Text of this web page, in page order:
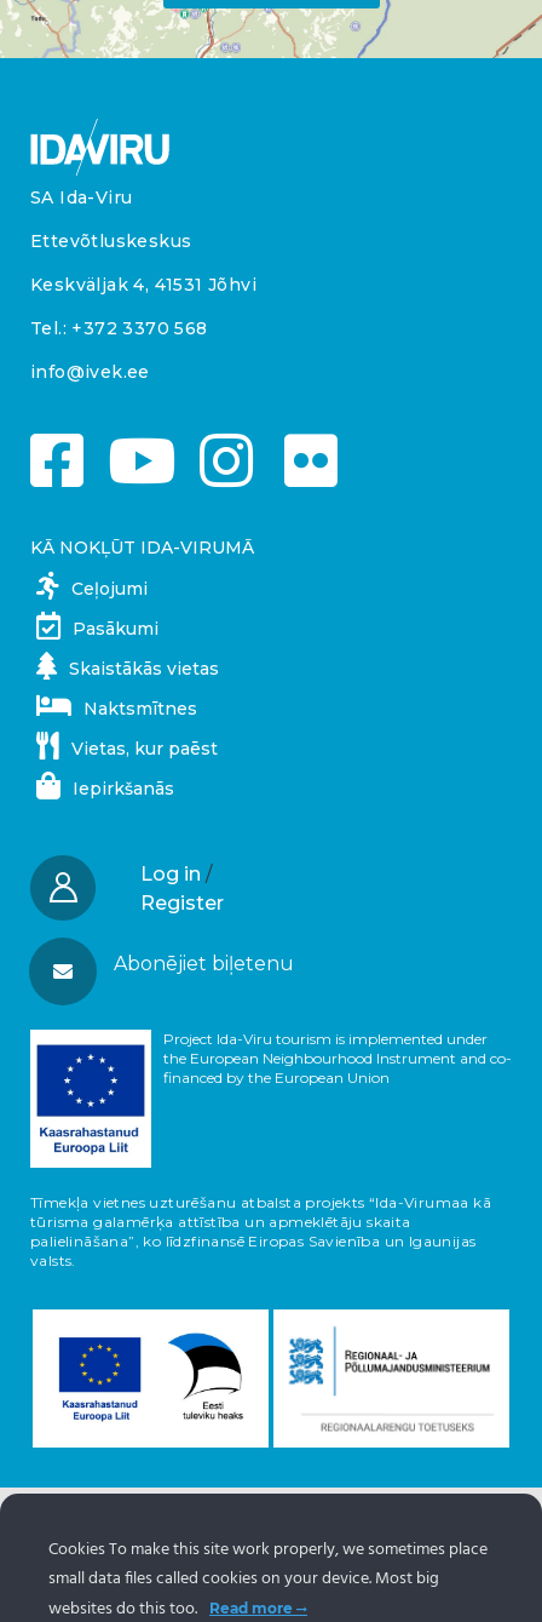
SA Ida-Viru
Ettevõtluskeskus
Keskväljak 4, 41531 Jõhvi
Tel.: +372 3370 568
info@ivek.ee
KĀ NOKĻŪT IDA-VIRUMĀ
Ceļojumi
Pasākumi
Skaistākās vietas
Naktsmītnes
Vietas, kur paēst
Iepirkšanās
Log in /
Register
Abonējiet biļetenu
Project Ida-Viru tourism is implemented under
the European Neighbourhood Instrument and co-
financed by the European Union
Tīmekļa vietnes uzturēšanu atbalsta projekts “Ida-Virumaa kā
tūrisma galamērķa attīstība un apmeklētāju skaita
palielināšana”, ko līdzfinansē Eiropas Savienība un Igaunijas
valsts.
www.puhkaeestis.ee
Cookies To make this site work properly, we sometimes place
small data files called cookies on your device. Most big
websites do this too.
Read more